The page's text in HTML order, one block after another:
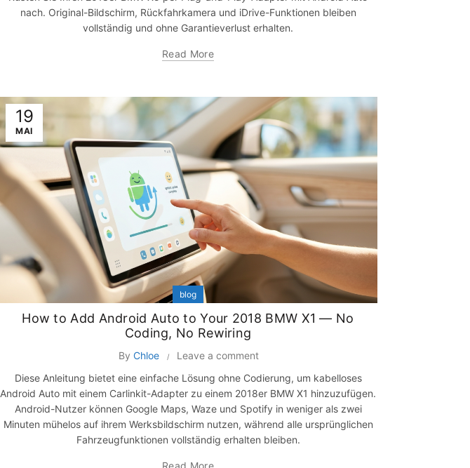
nach. Original-Bildschirm, Rückfahrkamera und iDrive-Funktionen bleiben
vollständig und ohne Garantieverlust erhalten.
Read More
19
MAI
blog
How to Add Android Auto to Your 2018 BMW X1 — No
Coding, No Rewiring
By Chloe
Leave a comment
Diese Anleitung bietet eine einfache Lösung ohne Codierung, um kabelloses
Android Auto mit einem Carlinkit-Adapter zu einem 2018er BMW X1 hinzuzufügen.
Android-Nutzer können Google Maps, Waze und Spotify in weniger als zwei
Minuten mühelos auf ihrem Werksbildschirm nutzen, während alle ursprünglichen
Fahrzeugfunktionen vollständig erhalten bleiben.
Read More